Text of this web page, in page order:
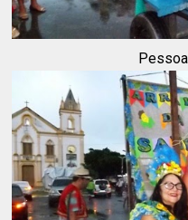
Pessoal do